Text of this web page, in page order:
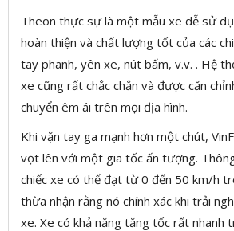
Theon thực sự là một mẫu xe dễ sử
hoàn thiện và chất lượng tốt của các
tay phanh, yên xe, nút bấm, v.v. . Hệ
xe cũng rất chắc chắn và được căn
chuyển êm ái trên mọi địa hình.
Khi vặn tay ga mạnh hơn một chút,
vọt lên với một gia tốc ấn tượng.
chiếc xe có thể đạt từ 0 đến 50 km/h
thừa nhận rằng nó chính xác khi trải
xe. Xe có khả năng tăng tốc rất nhanh